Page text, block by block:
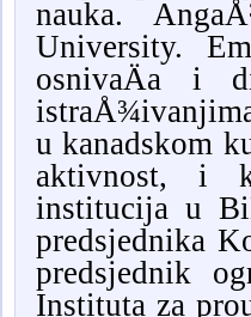
nauka.
University.
osnivaÄa i
u kanadskom
aktivnost, i
institucija u
predsjednika
predsjednik
Instituta za